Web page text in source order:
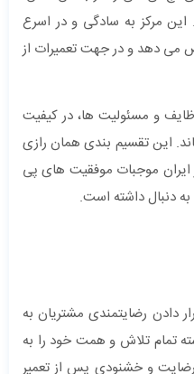
مرکز به سادگی و در اسرع
دهد و در جهت تعمیرات از
و مسئولیت ها، در کیفیت
این تقسیم بندی همان رازی
موجبات موفقیت های پی
دنبال داشته است.
دادن رضایتمندی مشتریان به
تمام تلاش و همت خود را به
رضایت و خشنودی پس از تعمیر